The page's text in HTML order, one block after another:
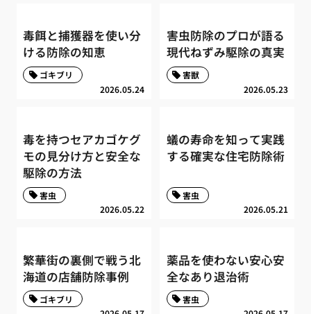
毒餌と捕獲器を使い分
ける防除の知恵
2026.05.24
ゴキブリ
害虫防除のプロが語る
現代ねずみ駆除の真実
2026.05.23
害獣
毒を持つセアカゴケグ
モの見分け方と安全な
駆除の方法
2026.05.22
害虫
蟻の寿命を知って実践
する確実な住宅防除術
2026.05.21
害虫
繁華街の裏側で戦う北
海道の店舗防除事例
ゴキブリ
薬品を使わない安心安
全なあり退治術
害虫